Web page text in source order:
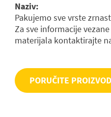
Naziv:
Pakujemo sve vrste
Za sve informacije
materijala kontaktirajte
PORUČITE PROIZVOD